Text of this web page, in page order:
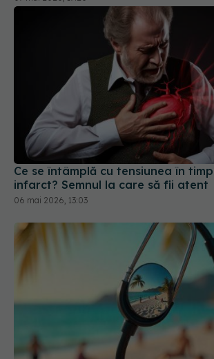
Ce se întâmplă cu tensiunea în
infarct? Semnul la care să fii atent
06 mai 2026, 13:03
Ce valori ale tensiunii arteriale
în timpul caniculei. Semnalele pe
să le ignori